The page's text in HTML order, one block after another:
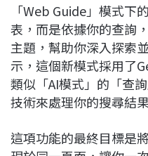
「Web Guide」模式下
表，而是依據你的查詢
主題，幫助你深入探索
示，這個新模式採用了
類似「AI模式」的「查
技術來處理你的搜尋結
這項功能的最終目標是